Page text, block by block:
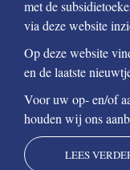
met de
via deze website
Op deze website
en de laatste
Voor uw op- en/of
houden wij ons
LEES